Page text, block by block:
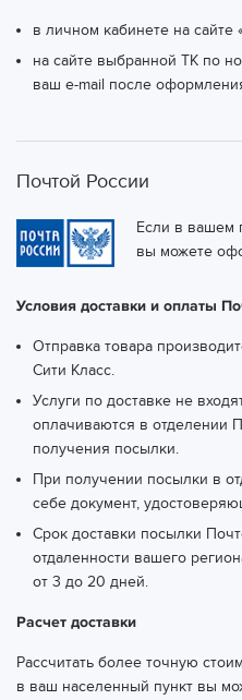
в личном кабинете на сайте
на сайте выбранной ТК по
ваш e-mail после
Почтой России
Если в вашем
вы можете
Условия доставки и оплаты
Отправка товара
Сити Класс.
Услуги по доставке не
оплачиваются в отделении
получения посылки.
При получении посылки в
себе документ,
Срок доставки посылки
отдаленности вашего
от 3 до 20 дней.
Расчет доставки
Рассчитать более точную
в ваш населенный пункт вы